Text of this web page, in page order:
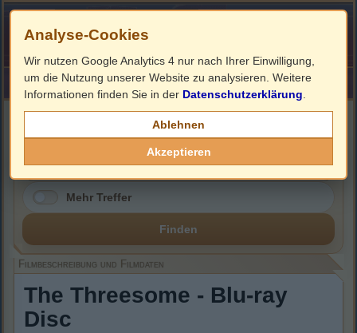
HOME ImpressumLinks
Filmbeschreibung, Cover & Blu-ray Infos
Mehr Treffer
Finden
Filmbeschreibung und Filmdaten
The Threesome - Blu-ray
Disc
Analyse-Cookies
Wir nutzen Google Analytics 4 nur nach Ihrer Einwilligung,
um die Nutzung unserer Website zu analysieren. Weitere
Informationen finden Sie in der Datenschutzerklärung
Ablehnen
Akzeptieren